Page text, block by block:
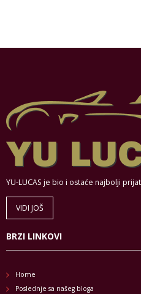
YU-LUCAS je bio i ostaće najbolji
VIDI JOŠ
BRZI LINKOVI
Home
Poslednje sa našeg bloga